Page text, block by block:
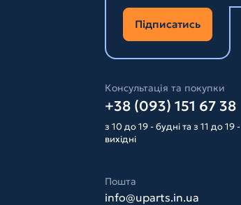
Підписатись
Консультація та покупки
+38 (093) 151 67 38
з 10 до 19 - будні та з 11 до 19 -
вихідні
Пошта
info@uparts.in.ua